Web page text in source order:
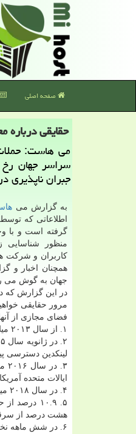
صفحه اصلی
حقایقی
می هاست:
سراسر جهان
جبران
به گزارش می
اطلاعاتی كه
گرفته است و با
منظور شناسایی
كاربران و شركت
همچنان اخبار و
جهان به گوش می
مرور حقایقی
فضای مجازی از
۱. از سال ۲۰۱۳ میلادی تابحال بالغ بر ۱۴ میلیارد و ۷۱۷ میلیون و ۶۱۸ هزار و ۲۸۶ سرقت اطلاعاتی در سراسر جهان به ثبت رسیده است.
۲. در ژانویه سال ۲۰۱۵ میلادی یك
لینكدین دسترسی
ایالات متحده
۴. در سال ۲۰۱۸ میلادی، ۲۹.۲ درصد از سرقت های اطلاعاتی در ایالات متحده آمریكا در بخش سلامت، بهداشت و درمان رخ داده است.
۵. ۱۰.۹
هشت درصد از
۶. در شش ماهه نخست سال ۲۰۱۸ میلادی بالغ بر سه میلیارد و ۳۵۳ میلیون و ۱۷۸ هزار و ۷۰۸ سرقت اطلاعاتی به ثبت رسید.